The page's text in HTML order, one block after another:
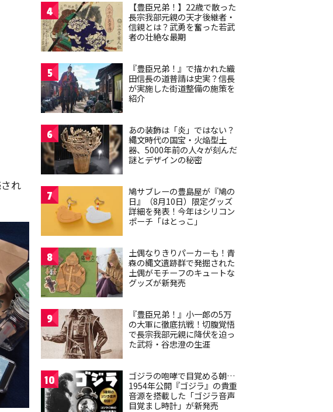
れ
4
【豊臣兄弟！】22歳で散った
長宗我部元親の天才後継者・
信親とは？武勇を奮った若武
者の壮絶な最期
5
『豊臣兄弟！』で描かれた織
田信長の道普請は史実？信長
が実施した街道整備の施策を
紹介
6
あの装飾は「炎」ではない？
縄文時代の国宝・火焔型土
器、5000年前の人々が刻んだ
謎とデザインの秘密
7
鳩サブレーの豊島屋が『鳩の
日』（8月10日）限定グッズ
詳細を発表！今年はシリコン
ポーチ「はとっこ」
8
土偶なりきりパーカーも！青
森の縄文遺跡群で発掘された
土偶がモチーフのキュートな
グッズが新発売
9
『豊臣兄弟！』小一郎の5万
の大軍に徹底抗戦！切腹覚悟
で長宗我部元親に降伏を迫っ
た武将・谷忠澄の生涯
10
ゴジラの咆哮で目覚める朝…
1954年公開『ゴジラ』の貴重
音源を搭載した「ゴジラ音声
目覚まし時計」が新発売